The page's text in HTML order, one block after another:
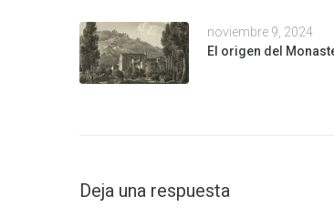
noviembre 9, 2024
El origen del
Deja una respuesta